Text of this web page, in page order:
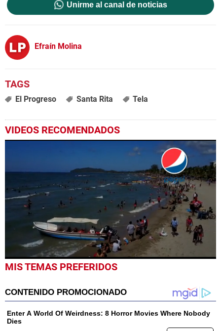
Unirme al canal de noticias
Efraín Molina
El Progreso Santa Rita Tela
VIDEOS RECOMENDADOS
0
seconds
minutes,
19
seconds
MIS TEMAS PREFERIDOS